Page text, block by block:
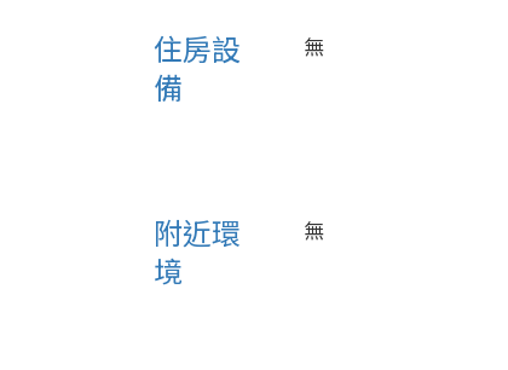
住房設
備
無
附近環
境
無